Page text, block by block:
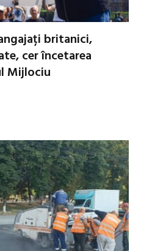
britanici,
cer încetarea
Mijlociu